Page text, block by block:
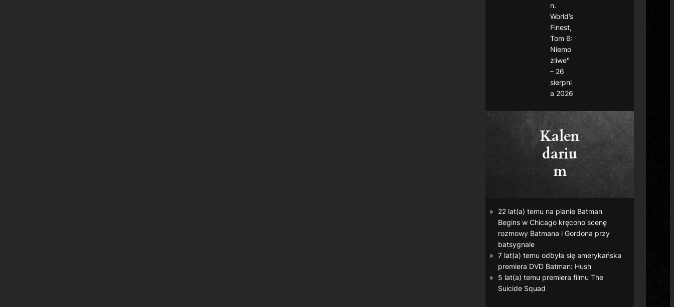
n.
World’s
Finest,
Tom 6:
Niemo
żliwe"
– 26
sierpni
a 2026
Kalen
dariu
m
22 lat(a) temu na planie Batman
Begins w Chicago kręcono scenę
rozmowy Batmana i Gordona przy
batsygnale
7 lat(a) temu odbyła się amerykańska
premiera DVD Batman: Hush
5 lat(a) temu premiera filmuThe
Suicide Squad